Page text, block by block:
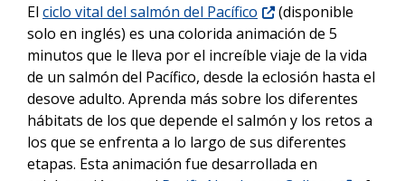
El ciclo vital del salmón del Pacífico
(disponible
solo en inglés) es una colorida animación de 5
minutos que le lleva por el increíble viaje de la vida
de un salmón del Pacífico, desde la eclosión hasta el
desove adulto. Aprenda más sobre los diferentes
hábitats de los que depende el salmón y los retos a
los que se enfrenta a lo largo de sus diferentes
etapas. Esta animación fue desarrollada en